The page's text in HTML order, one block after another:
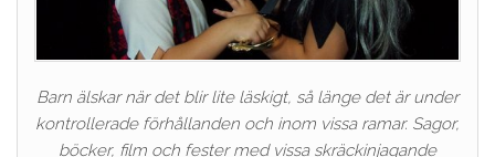
Barn älskar när det blir lite läskigt, så länge det är under
kontrollerade förhållanden och inom vissa ramar. Sagor,
böcker, film och fester med vissa skräckinjagande